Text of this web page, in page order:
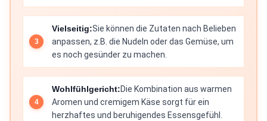
Vielseitig:Sie können die Zutaten nach Belieben
anpassen, z.B. die Nudeln oder das Gemüse, um
es noch gesünder zu machen.
Wohlfühlgericht:Die Kombination aus warmen
Aromen und cremigem Käse sorgt für ein
herzhaftes und beruhigendes Essensgefühl.